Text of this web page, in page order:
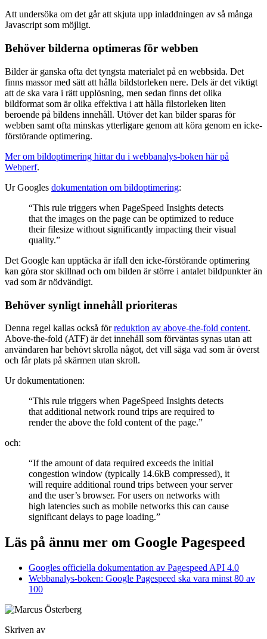
Att undersöka om det går att skjuta upp inladdningen av så många
Javascript som möjligt.
Behöver bilderna optimeras för webben
Bilder är ganska ofta det tyngsta materialet på en webbsida. Det
finns massor med sätt att hålla bildstorleken nere. Dels är det viktigt
att de ska vara i rätt upplösning, men sedan finns det olika
bildformat som är olika effektiva i att hålla filstorleken liten
beroende på bildens innehåll. Utöver det kan bilder sparas för
webben samt ofta minskas ytterligare genom att köra genom en icke-
förstörande optimering.
Mer om bildoptimering hittar du i webbanalys-boken här på
Webperf.
Ur Googles dokumentation om bildoptimering:
“This rule triggers when PageSpeed Insights detects
that the images on the page can be optimized to reduce
their filesize without significantly impacting their visual
quality.”
Det Google kan upptäcka är ifall den icke-förstörande optimering
kan göra stor skillnad och om bilden är större i antalet bildpunkter än
vad som är nödvändigt.
Behöver synligt innehåll prioriteras
Denna regel kallas också förreduktion av above-the-fold content.
Above-the-fold (ATF) är det innehåll som förväntas synas utan att
användaren har behövt skrolla något, det vill säga vad som är överst
och får plats på skärmen utan skroll.
Ur dokumentationen:
“This rule triggers when PageSpeed Insights detects
that additional network round trips are required to
render the above the fold content of the page.”
och:
“If the amount of data required exceeds the initial
congestion window (typically 14.6kB compressed), it
will require additional round trips between your server
and the user’s browser. For users on networks with
high latencies such as mobile networks this can cause
significant delays to page loading.”
Läs på ännu mer om Google Pagespeed
Googles officiella dokumentation av Pagespeed API 4.0
Webbanalys-boken: Google Pagespeed ska vara minst 80 av
100
Skriven av